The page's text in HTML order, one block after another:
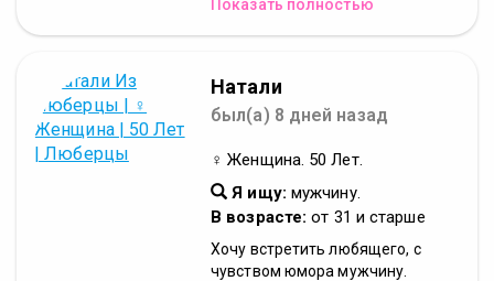
Показать полностью
Натали
был(а) 8 дней назад
♀ Женщина. 50 Лет.
Я ищу: мужчину.
В возрасте: от 31 и старше
Хочу встретить любящего, с
чувством юмора мужчину.